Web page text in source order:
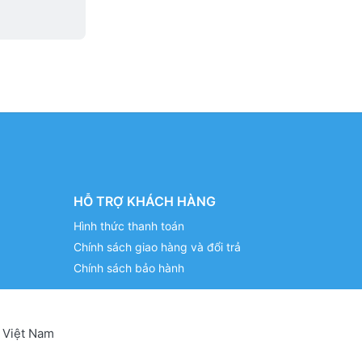
HỖ TRỢ KHÁCH HÀNG
Hình thức thanh toán
Chính sách giao hàng và đổi trả
Chính sách bảo hành
Nam